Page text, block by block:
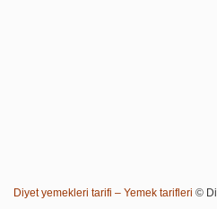
Diyet yemekleri tarifi – Yemek tarifleri ©